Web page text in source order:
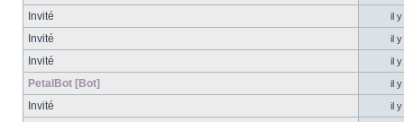
Invité il y
Invité il y
Invité il y
PetalBot [Bot] il y
Invité il y